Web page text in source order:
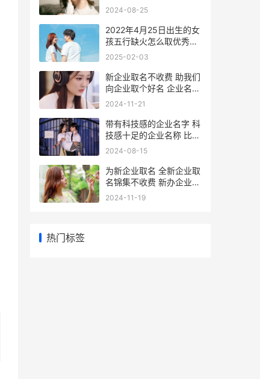
较大型的传媒公司
2024-08-25
2022年4月25日出生的女
孩五行缺火怎么取优秀名
字 2022年4月25日出生
2025-02-03
新企业取名不收费 助我们
向企业取个好名 企业名称
不重名
2024-11-21
带有科技感的企业名字 科
技感十足的企业名称 比较
有科技感的公司
2024-08-15
为新企业取名 全新企业取
名锦集不收费 新办企业取
名
2024-11-19
热门标签